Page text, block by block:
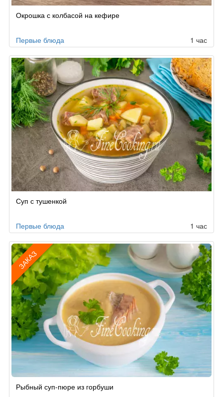
Окрошка с колбасой на кефире
Первые блюда 1 час
Суп с тушенкой
Первые блюда 1 час
ЗАКАЗ
поРыбный суп-пюре из горбуши